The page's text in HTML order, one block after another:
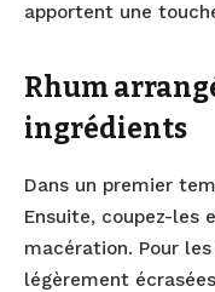
apportent une
Rhum
ingrédients
Dans un premier
Ensuite, coupez-les
macération. Pour
légèrement